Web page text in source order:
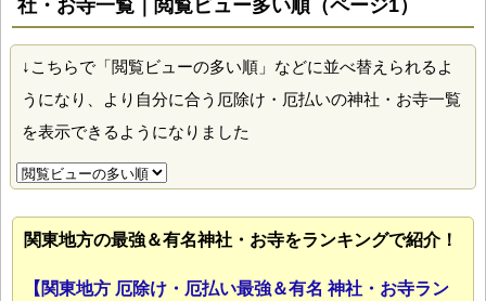
社・お寺一覧｜閲覧ビュー多い順（ページ1）
↓こちらで「閲覧ビューの多い順」などに並べ替えられるよ
うになり、より自分に合う厄除け・厄払いの神社・お寺一覧
を表示できるようになりました
関東地方の最強＆有名神社・お寺をランキングで紹介！
【関東地方 厄除け・厄払い最強＆有名 神社・お寺ラン